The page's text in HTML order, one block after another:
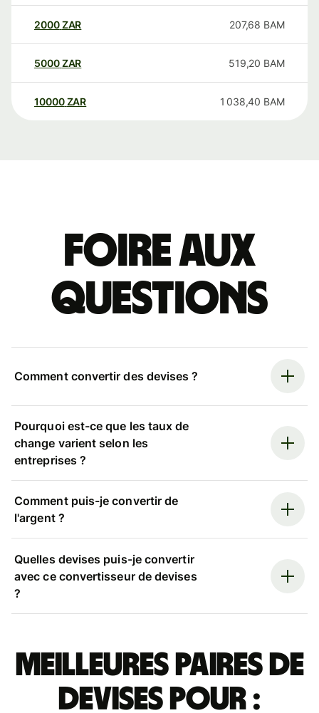
2000ZAR 207,68 BAM
5000ZAR 519,20 BAM
10000 ZAR 1 038,40 BAM
Foire aux
questions
Comment convertir des devises ?
Pourquoi est-ce que les taux de
change varient selon les
entreprises ?
Comment puis-je convertir de
l'argent ?
Quelles devises puis-je convertir
avec ce convertisseur de devises
?
Meilleures paires de
devises pour :